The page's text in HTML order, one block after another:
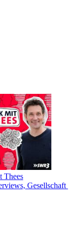
Thees
Gesellschaft